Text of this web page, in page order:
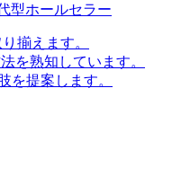
型ホールセラー
揃えます。
を熟知しています。
を提案します。